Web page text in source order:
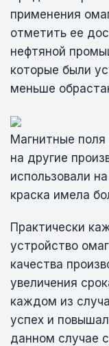
применения
отметить ее
нефтяной
которые были
меньше
Магнитные поля
на другие
использовали
краска имела
Практически
устройство
качества
увеличения
каждом из
успех и
данном случае